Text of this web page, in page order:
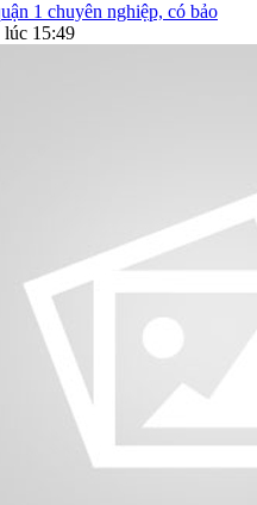
1 chuyên nghiệp, có bảo
lúc 15:49